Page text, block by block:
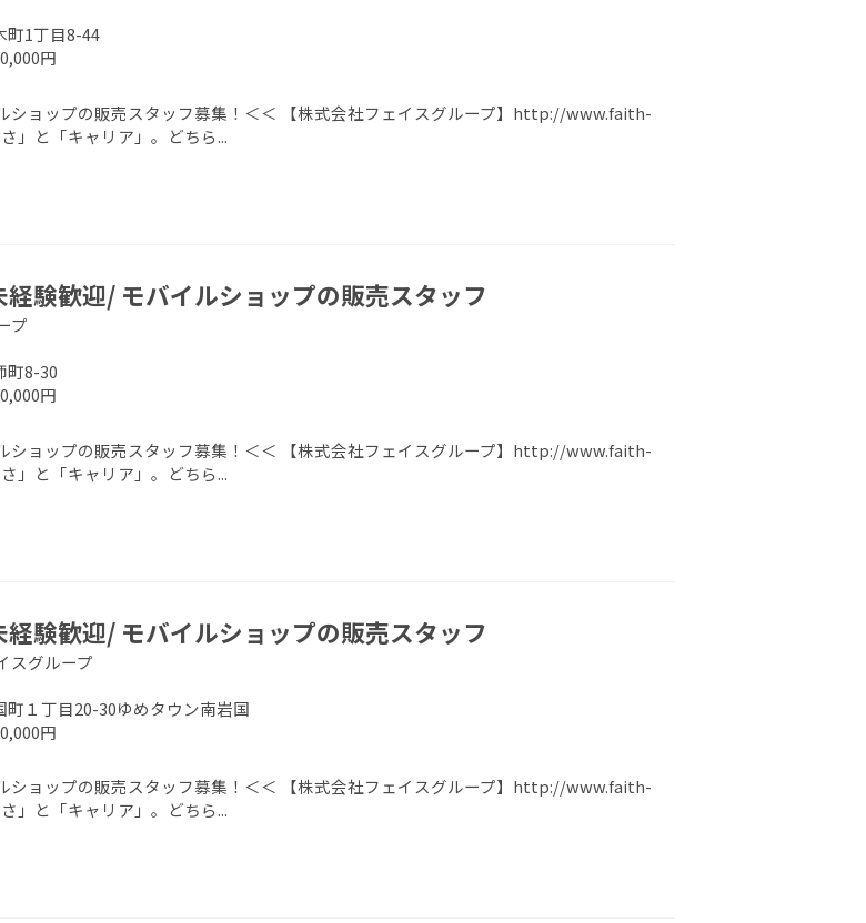
町1丁目8-44
円
ショップの販売スタッフ募集！＜＜ 【株式会社フェイスグループ】http://www.faith-
」と「キャリア」。どちら...
験歓迎/ モバイルショップの販売スタッフ
プ
町8-30
円
ショップの販売スタッフ募集！＜＜ 【株式会社フェイスグループ】http://www.faith-
」と「キャリア」。どちら...
験歓迎/ モバイルショップの販売スタッフ
スグループ
町１丁目20-30ゆめタウン南岩国
円
ショップの販売スタッフ募集！＜＜ 【株式会社フェイスグループ】http://www.faith-
」と「キャリア」。どちら...